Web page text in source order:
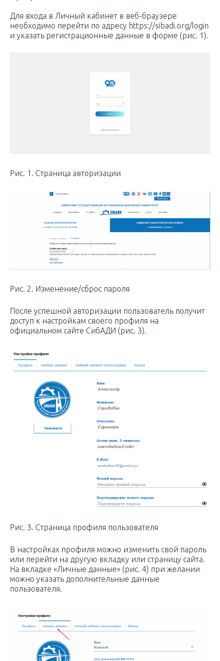
Для входа в Личный кабинет в веб-браузере
необходимо перейти по адресу https://sibadi.org/login
и указать регистрационные данные в форме (рис. 1).
Рис. 1. Страница авторизации
Рис. 2. Изменение/сброс пароля
После успешной авторизации пользователь получит
доступ к настройкам своего профиля на
официальном сайте СибАДИ (рис. 3).
Рис. 3. Страница профиля пользователя
В настройках профиля можно изменить свой пароль
или перейти на другую вкладку или страницу сайта.
На вкладке «Личные данные» (рис. 4) при желании
можно указать дополнительные данные
пользователя.